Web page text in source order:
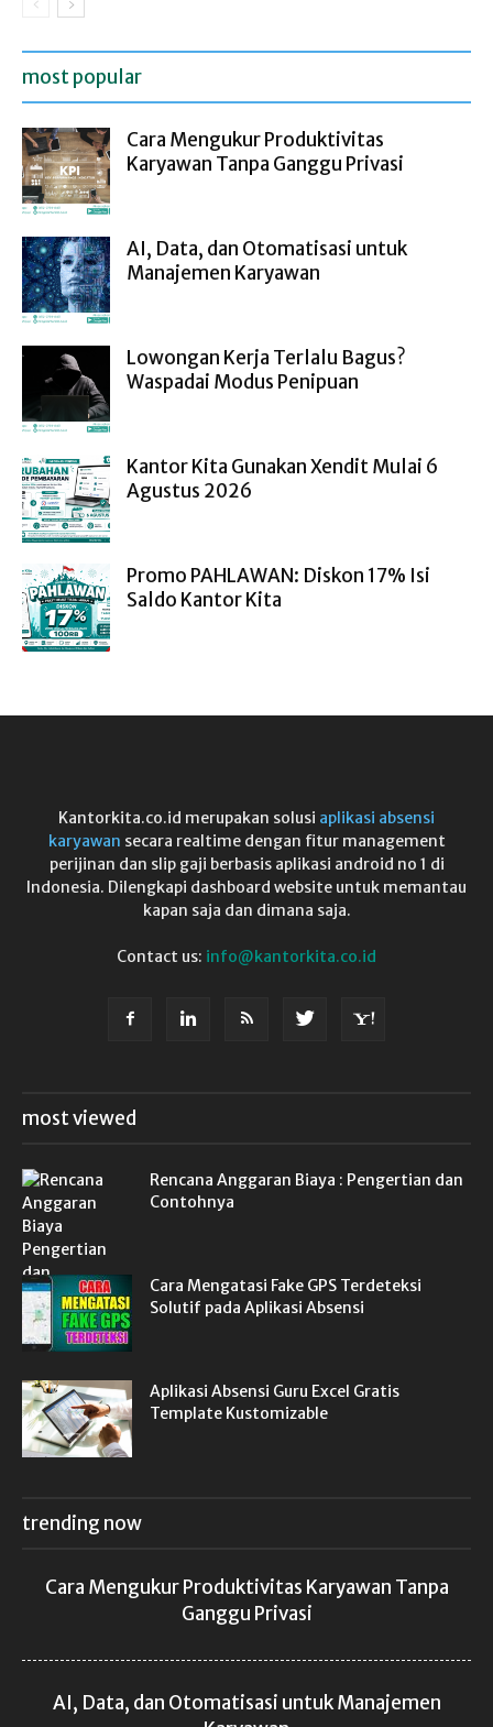
most popular
Cara Mengukur Produktivitas
Karyawan Tanpa Ganggu Privasi
AI, Data, dan Otomatisasi untuk
Manajemen Karyawan
Lowongan Kerja Terlalu Bagus?
Waspadai Modus Penipuan
Kantor Kita Gunakan Xendit Mulai 6
Agustus 2026
Promo PAHLAWAN: Diskon 17% Isi
Saldo Kantor Kita
Kantorkita.co.id merupakan solusi aplikasi absensi
karyawan secara realtime dengan fitur management
perijinan dan slip gaji berbasis aplikasi android no 1 di
Indonesia. Dilengkapi dashboard website untuk memantau
kapan saja dan dimana saja.
Contact us: info@kantorkita.co.id
most viewed
Rencana Anggaran Biaya : Pengertian dan
Contohnya
Cara Mengatasi Fake GPS Terdeteksi
Solutif pada Aplikasi Absensi
Aplikasi Absensi Guru Excel Gratis
Template Kustomizable
trending now
Cara Mengukur Produktivitas Karyawan Tanpa
Ganggu Privasi
AI, Data, dan Otomatisasi untuk Manajemen